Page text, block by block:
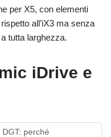
per X5, con elementi
all’iX3 ma senza
tutta larghezza.
iDrive e
perché